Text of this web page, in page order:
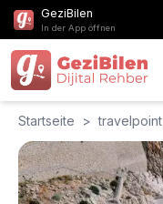
GeziBilen
In der App öffnen
Startseite > travelpoint